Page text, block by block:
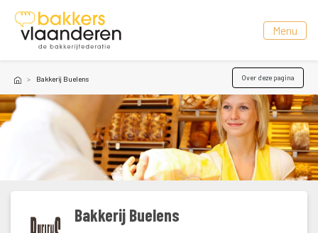
Menu
Bakkerij Buelen Over deze pagina
Bakkerij Buelen